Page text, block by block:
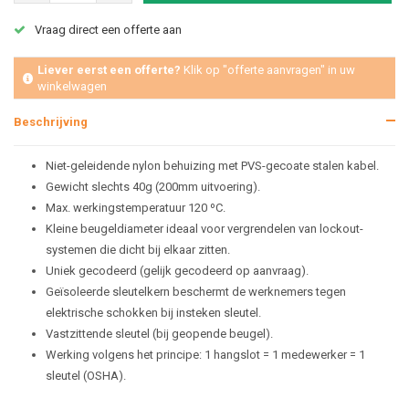
Vraag direct een offerte aan
Liever eerst een offerte? Klik op "offerte aanvragen" in uw
winkelwagen
Beschrijving
Niet-geleidende nylon behuizing met PVS-gecoate stalen kabel.
Gewicht slechts 40g (200mm uitvoering).
Max. werkingstemperatuur 120 ºC.
Kleine beugeldiameter ideaal voor vergrendelen van lockout-
systemen die dicht bij elkaar zitten.
Uniek gecodeerd (gelijk gecodeerd op aanvraag).
Geïsoleerde sleutelkern beschermt de werknemers tegen
elektrische schokken bij insteken sleutel.
Vastzittende sleutel (bij geopende beugel).
Werking volgens het principe: 1 hangslot = 1 medewerker = 1
sleutel (OSHA).